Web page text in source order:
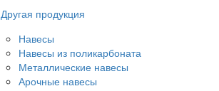
Другая продукция
Навесы
Навесы из поликарбоната
Металлические навесы
Арочные навесы